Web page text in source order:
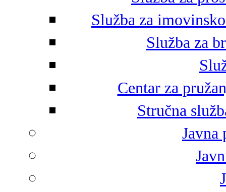
Služba za
Služba za
Centar za
Stručna
Javna